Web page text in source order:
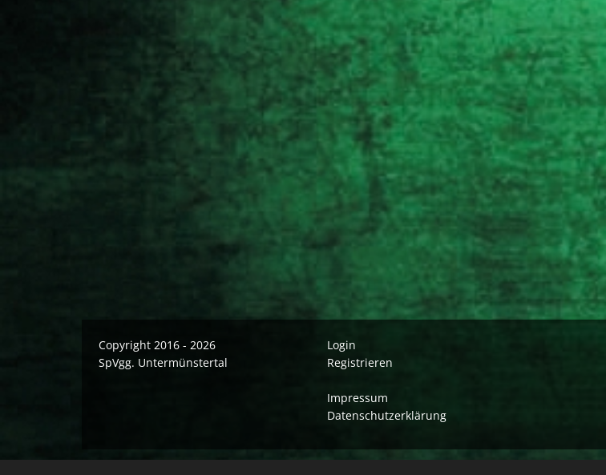
Copyright 2016 - 2026
SpVgg. Untermünstertal
Login
Registrieren
Impressum
Datenschutzerklärung